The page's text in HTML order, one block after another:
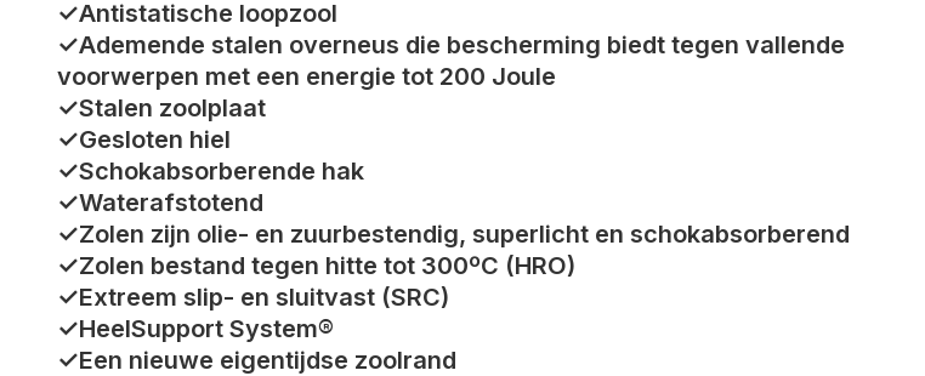
✓Antistatische loopzool
✓Ademende stalen overneus die bescherming biedt tegen vallende
voorwerpen met een energie tot 200 Joule
✓Stalen zoolplaat
✓Gesloten hiel
✓Schokabsorberende hak
✓Waterafstotend
✓Zolen zijn olie- en zuurbestendig, superlicht en schokabsorberend
✓Zolen bestand tegen hitte tot 300ºC (HRO)
✓Extreem slip- en sluitvast (SRC)
✓HeelSupport System®
✓Een nieuwe eigentijdse zoolrand